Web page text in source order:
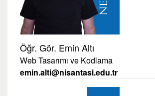
Öğr. Gör. Emin Altı
Web Tasarımı ve Kodlama
emin.alti@nisantasi.edu.tr